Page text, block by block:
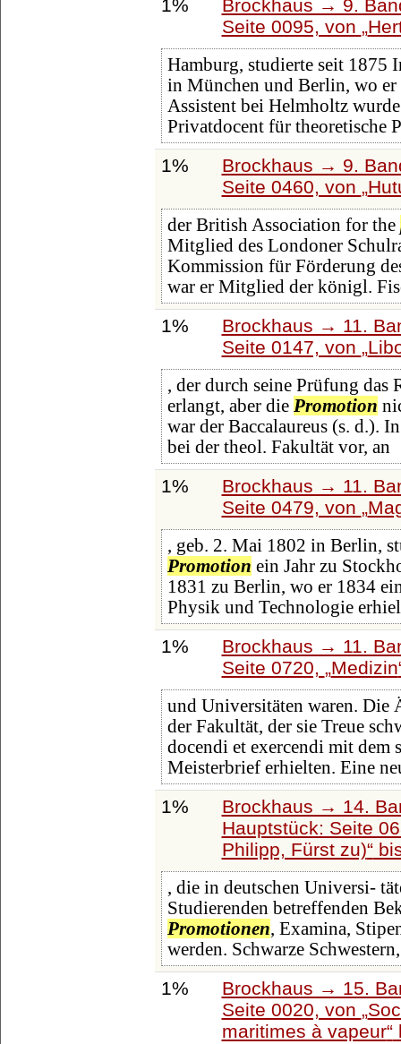
1%
Brockhaus → 9.
Seite 0095, von
Hamburg, studierte seit 1875
in München und Berlin, wo
Assistent bei Helmholtz
Privatdocent für theoretische
1%
Brockhaus → 9.
Seite 0460, von
der British Association for the
Mitglied des Londoner
Kommission für Förderung
war er Mitglied der königl.
1%
Brockhaus → 11.
Seite 0147, von
, der durch seine Prüfung das
erlangt, aber die Promotion
war der Baccalaureus (s. d.).
bei der theol. Fakultät vor, an
1%
Brockhaus → 11.
Seite 0479, von
, geb. 2. Mai 1802 in Berlin,
Promotion ein Jahr zu
1831 zu Berlin, wo er 1834
Physik und Technologie
1%
Brockhaus → 11.
Seite 0720,
Medizin
und Universitäten waren. Die
der Fakultät, der sie Treue
docendi et exercendi mit dem
Meisterbrief erhielten. Eine
1%
Brockhaus → 14.
Hauptstück: Seite
Philipp, Fürst zu)
, die in deutschen Universi-
Studierenden betreffenden
Promotionen, Examina,
werden. Schwarze
1%
Brockhaus → 15.
Seite 0020, von
maritimes à vapeur